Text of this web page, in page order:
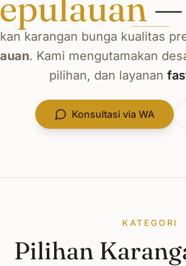
karangan bunga kualitas
. Kami mengutamakan
pilihan, dan layanan
Konsultasi via WA
KATEGORI
Pilihan